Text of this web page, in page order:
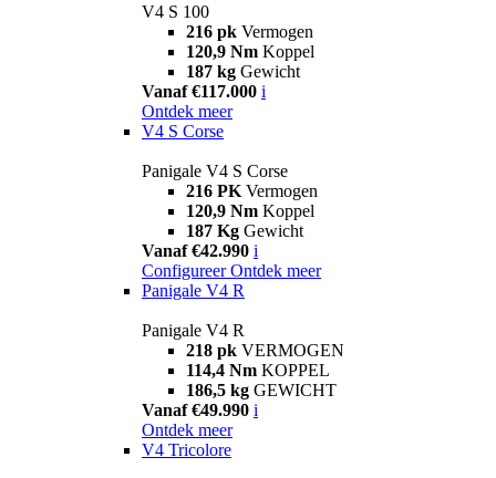
V4 S 100
216 pk Vermogen
120,9 Nm Koppel
187 kg Gewicht
Vanaf €117.000 i
Ontdek meer
V4 S Corse
Panigale V4 S Corse
216 PK Vermogen
120,9 Nm Koppel
187 Kg Gewicht
Vanaf €42.990 i
Configureer Ontdek meer
Panigale V4 R
Panigale V4 R
218 pk VERMOGEN
114,4 Nm KOPPEL
186,5 kg GEWICHT
Vanaf €49.990 i
Ontdek meer
V4 Tricolore